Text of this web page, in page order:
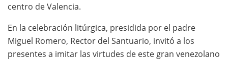
centro de Valencia.
En la celebración litúrgica, presidida por el padre
Miguel Romero, Rector del Santuario, invitó a los
presentes a imitar las virtudes de este gran venezolano